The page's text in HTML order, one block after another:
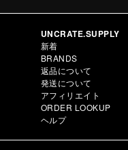
UNCRATE.SUPPLY
新着
BRANDS
返品について
発送について
アフィリエイト
ORDER LOOKUP
ヘルプ